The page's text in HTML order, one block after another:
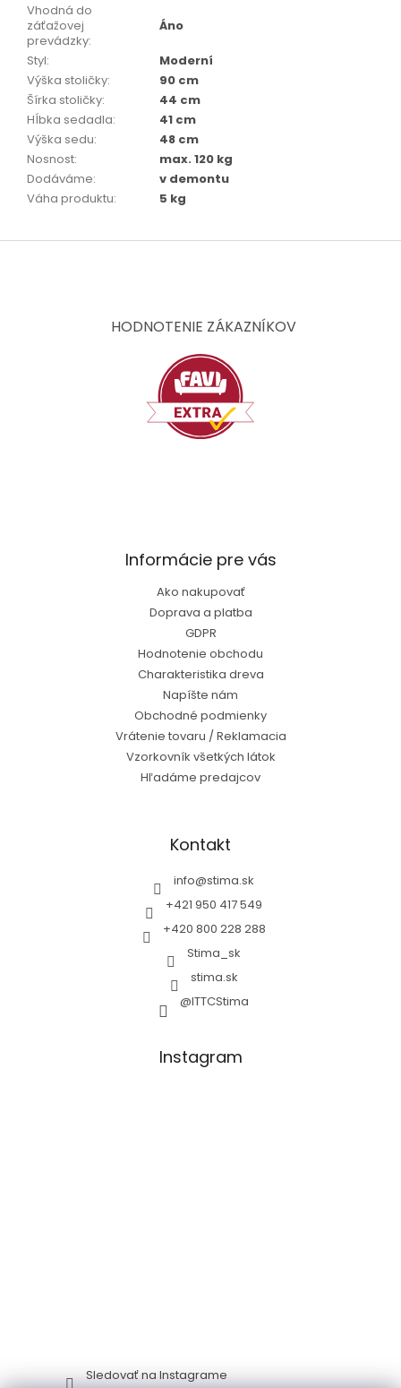
Vhodná do
záťažovej
prevádzky:
Áno
Styl:
Moderní
Výška stoličky:
90 cm
Šírka stoličky:
44 cm
Hĺbka sedadla:
41 cm
Výška sedu:
48 cm
Nosnost:
max. 120 kg
Dodáváme:
v demontu
Váha produktu: 5 kg
Z
HODNOTENIE ZÁKAZNÍKOV
Informácie pre vás
Ako nakupovať
Doprava a platba
GDPR
Hodnotenie obchodu
Charakteristika dreva
Napíšte nám
Obchodné podmienky
Vrátenie tovaru / Reklamacia
Vzorkovník všetkých látok
Hľadáme predajcov
Kontakt
info@stima.sk
+421 950 417 549
+420 800 228 288
Stima_sk
stima.sk
@ITTCStima
Instagram
Sledovať na Instagrame